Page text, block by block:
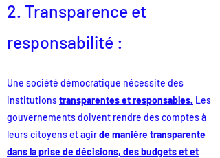
2. Transparence et
responsabilité :
Une société démocratique nécessite des
institutionstransparentes et responsables. Les
gouvernements doivent rendre des comptes à
leurs citoyens et agirde manière transparente
dans la prise de décisions, des budgets et et